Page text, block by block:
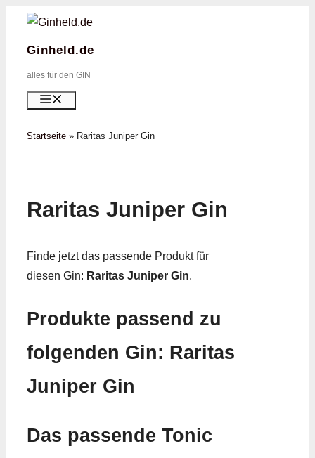
Zum
springen
Ginheld.de
alles für den GIN
Startseite » Raritas Juniper Gin
Raritas Juniper Gin
Finde jetzt das passende Produkt für
diesen Gin: Raritas Juniper Gin.
Produkte passend zu
folgenden Gin: Raritas
Juniper Gin
Das passende Tonic